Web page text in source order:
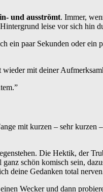
und ausströmt. Immer,
leise vor sich hin
ein paar Sekunden oder
mit deiner
mit kurzen – sehr kurzen
Die Hektik, der
schön komisch sein,
deine Gedanken total
Wecker und dann